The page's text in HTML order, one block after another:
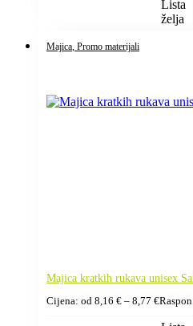
Lista
želja
Majica, Promo materijali
Majica kratkih rukava unisex
Cijena: od 8,16 € – 8,77 €